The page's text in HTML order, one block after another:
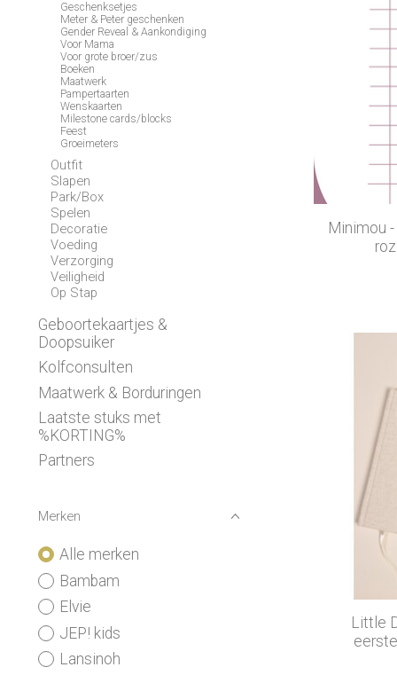
Geschenksetjes
Meter & Peter geschenken
Gender Reveal & Aankondiging
Voor Mama
Voor grote broer/zus
Boeken
Maatwerk
Pampertaarten
Wenskaarten
Milestone cards/blocks
Feest
Groeimeters
Outfit
Slapen
Park/Box
Spelen
Decoratie
Voeding
Verzorging
Veiligheid
Op Stap
Geboortekaartjes &
Doopsuiker
Kolfconsulten
Maatwerk & Borduringen
Laatste stuks met
%KORTING%
Partners
Merken
Alle merken
Bambam
Elvie
JEP! kids
Lansinoh
Minimou
Little